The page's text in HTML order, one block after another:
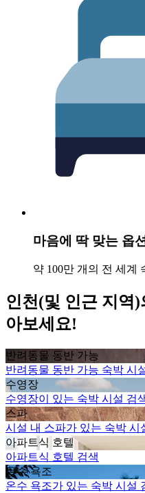
마음에 딱 맞는 옵션
약 100만 개의 전 세계
인천(및 인근 지역
아보세요!
반려동물 동반 가능
반려동물 동반 가능 숙박 시
수영장
수영장이 있는 숙박 시설 검
스파
시설 내 스파가 있는 숙박 시
아파트식 호텔
아파트식 호텔 검색
온수 욕조
온수 욕조가 있는 숙박 시설